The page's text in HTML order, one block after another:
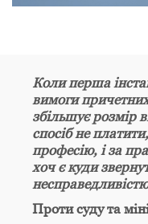
Коли перша
вимоги
збільшує розмір
спосіб не
професію, і за
хоч є куди
Проти суду та